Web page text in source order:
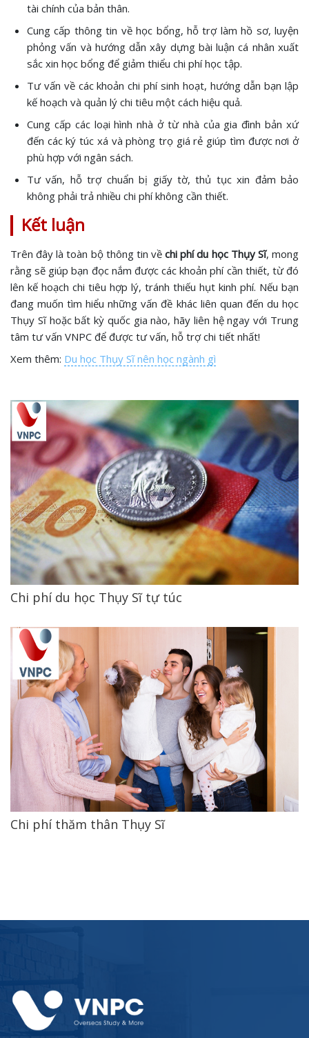
tài chính của bản thân.
Cung cấp thông tin về học bổng, hỗ trợ làm hồ sơ, luyện
phỏng vấn và hướng dẫn xây dựng bài luận cá nhân xuất
sắc xin học bổng để giảm thiểu chi phí học tập.
Tư vấn về các khoản chi phí sinh hoạt, hướng dẫn bạn lập
kế hoạch và quản lý chi tiêu một cách hiệu quả.
Cung cấp các loại hình nhà ở từ nhà của gia đình bản xứ
đến các ký túc xá và phòng trọ giá rẻ giúp tìm được nơi ở
phù hợp với ngân sách.
Tư vấn, hỗ trợ chuẩn bị giấy tờ, thủ tục xin đảm bảo
không phải trả nhiều chi phí không cần thiết.
Kết luận
Trên đây là toàn bộ thông tin vềchi phí du học Thụy Sĩ, mong
rằng sẽ giúp bạn đọc nắm được các khoản phí cần thiết, từ đó
lên kế hoạch chi tiêu hợp lý, tránh thiếu hụt kinh phí. Nếu bạn
đang muốn tìm hiểu những vấn đề khác liên quan đến du học
Thụy Sĩ hoặc bất kỳ quốc gia nào, hãy liên hệ ngay với Trung
tâm tư vấn VNPC để được tư vấn, hỗ trợ chi tiết nhất!
Xem thêm: Du học Thụy Sĩ nên học ngành gì
Chi phí du học Thụy Sĩ tự túc
Chi phí thăm thân Thụy Sĩ